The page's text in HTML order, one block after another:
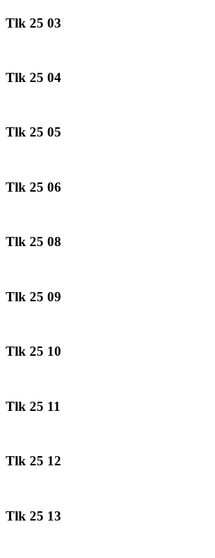
Tlk 25 03
Tlk 25 04
Tlk 25 05
Tlk 25 06
Tlk 25 08
Tlk 25 09
Tlk 25 10
Tlk 25 11
Tlk 25 12
Tlk 25 13